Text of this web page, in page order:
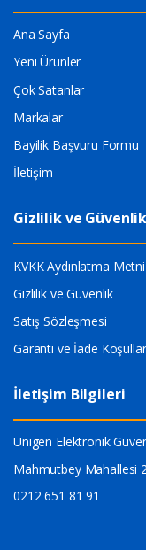
Ana Sayfa
Yeni Ürünler
Çok Satanlar
Markalar
Bayilik Başvuru Formu
İletişim
Gizlilik ve Güvenlik
KVKK Aydınlatma Metni
Gizlilik ve Güvenlik
Satış Sözleşmesi
Garanti ve İade
İletişim Bilgileri
Unigen Elektronik
Mahmutbey Mahallesi
0212 651 81 91